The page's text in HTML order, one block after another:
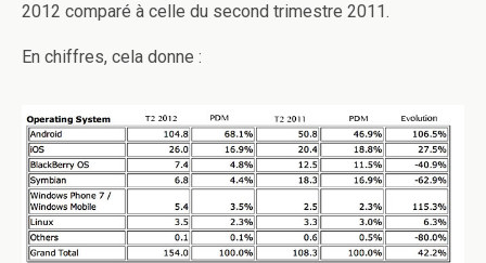
2012 comparé à celle du second trimestre 2011.
En chiffres, cela donne :